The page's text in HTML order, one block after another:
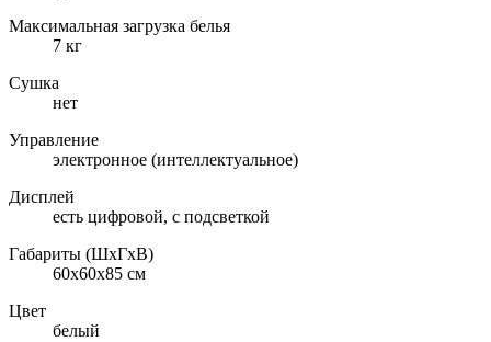
Максимальная загрузка белья
7 кг
Сушка
нет
Управление
электронное (интеллектуальное)
Дисплей
есть цифровой, с подсветкой
Габариты (ШxГxВ)
60x60x85 см
Цвет
белый